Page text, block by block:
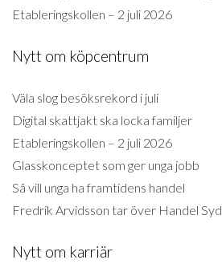
Etableringskollen – 2 juli 2026
Nytt om köpcentrum
Väla slog besöksrekord i juli
Digital skattjakt ska locka familjer
Etableringskollen – 2 juli 2026
Glasskonceptet som ger unga jobb
Så vill unga ha framtidens handel
Fredrik Arvidsson tar över Handel Syd
Nytt om karriär